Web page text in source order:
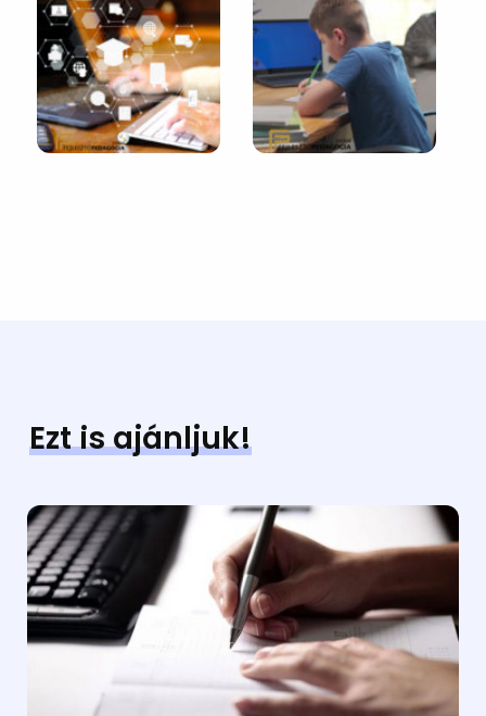
Ezt is ajánljuk!